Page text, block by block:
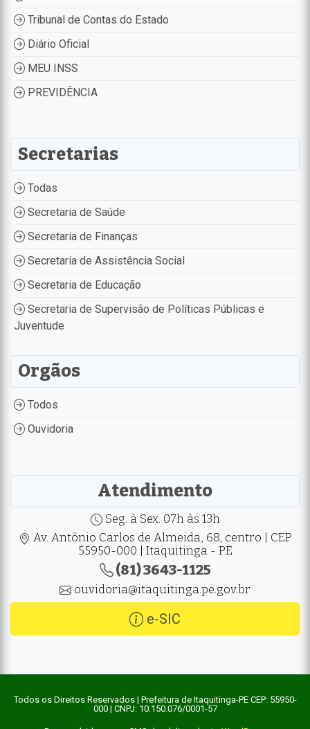
Tribunal de Contas do Estado
Diário Oficial
MEU INSS
PREVIDÊNCIA
Secretarias
Todas
Secretaria de Saúde
Secretaria de Finanças
Secretaria de Assistência Social
Secretaria de Educação
Secretaria de Supervisão de Políticas Públicas e
Juventude
Orgãos
Todos
Ouvidoria
Atendimento
Seg. à Sex. 07h às 13h
Av. Antônio Carlos de Almeida, 68, centro | CEP
55950-000 | Itaquitinga - PE
(81) 3643-1125
ouvidoria@itaquitinga.pe.gov.br
e-SIC
Todos os Direitos Reservados | Prefeitura de Itaquitinga-PE CEP: 55950-
000 | CNPJ: 10.150.076/0001-57